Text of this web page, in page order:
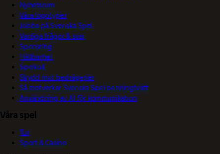
Nyhetsrum
Våra logotyper
Jobba på Svenska Spel
Vanliga frågor & svar
Sponsring
Hållbarhet
Spelkoll
Skydd mot bedrägerier
Så motverkar Svenska Spel penningtvätt
Användning av AI för kommunikation
Våra spel
Tur
Sport & Casino